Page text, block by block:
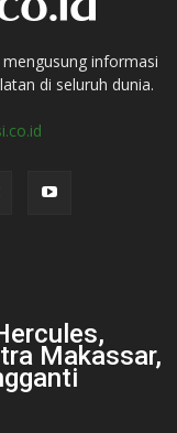
informasi
di seluruh dunia.
Makassar,